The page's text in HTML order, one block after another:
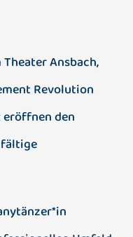
Ansbach,
Revolution
eröffnen den